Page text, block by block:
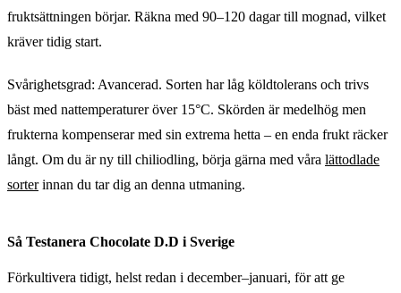
fruktsättningen börjar. Räkna med 90–120 dagar till mognad, vilket
kräver tidig start.
Svårighetsgrad: Avancerad. Sorten har låg köldtolerans och trivs
bäst med nattemperaturer över 15°C. Skörden är medelhög men
frukterna kompenserar med sin extrema hetta – en enda frukt räcker
långt. Om du är ny till chiliodling, börja gärna med våra lättodlade
sorterinnan du tar dig an denna utmaning.
Så Testanera Chocolate D.D i Sverige
Förkultivera tidigt, helst redan i december–januari, för att ge